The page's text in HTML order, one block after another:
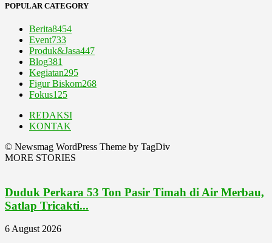
POPULAR CATEGORY
Berita8454
Event733
Produk&Jasa447
Blog381
Kegiatan295
Figur Biskom268
Fokus125
REDAKSI
KONTAK
© Newsmag WordPress Theme by TagDiv
MORE STORIES
Duduk Perkara 53 Ton Pasir Timah di Air Merbau,
Satlap Tricakti...
6 August 2026